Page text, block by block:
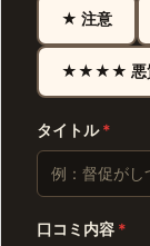
★ 注意
★★★★ 悪
タイトル*
口コミ内容 *